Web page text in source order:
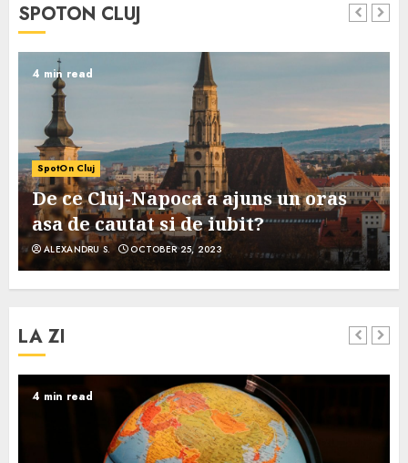
SPOTON CLUJ
4 min read
SpotOn Cluj
De ce Cluj-Napoca a ajuns un oras
asa de cautat si de iubit?
ALEXANDRU S. OCTOBER 25, 2023
LA ZI
4 min read